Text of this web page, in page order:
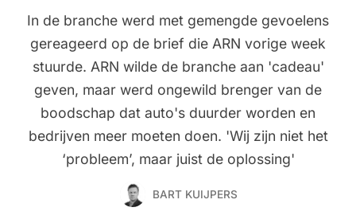
In de branche werd met gemengde gevoelens
gereageerd op de brief die ARN vorige week
stuurde. ARN wilde de branche aan 'cadeau'
geven, maar werd ongewild brenger van de
boodschap dat auto's duurder worden en
bedrijven meer moeten doen. 'Wij zijn niet het
‘probleem’, maar juist de oplossing'
BART KUIJPERS